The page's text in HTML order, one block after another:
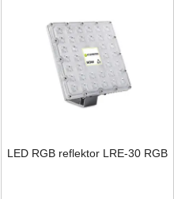
LED RGB reflektor LRE-⁠30 RGB